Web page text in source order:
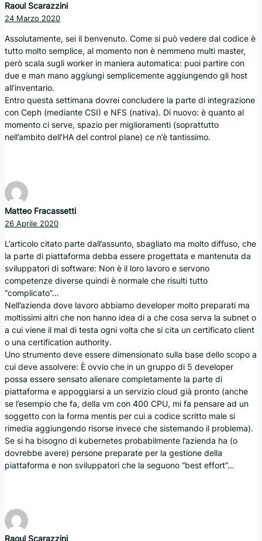
Raoul Scarazzini
24 Marzo 2020
Assolutamente, sei il benvenuto. Come si può vedere dal codice è
tutto molto semplice, al momento non è nemmeno multi master,
però scala sugli worker in maniera automatica: puoi partire con
due e man mano aggiungi semplicemente aggiungendo gli host
all’inventario.
Entro questa settimana dovrei concludere la parte di integrazione
con Ceph (mediante CSI) e NFS (nativa). Di nuovo: è quanto al
momento ci serve, spazio per miglioramenti (soprattutto
nell’ambito dell’HA del control plane) ce n’è tantissimo.
Matteo Fracassetti
26 Aprile 2020
L’articolo citato parte dall’assunto, sbagliato ma molto diffuso, che
la parte di piattaforma debba essere progettata e mantenuta da
sviluppatori di software: Non è il loro lavoro e servono
competenze diverse quindi è normale che risulti tutto
“complicato”…
Nell’azienda dove lavoro abbiamo developer molto preparati ma
moltissimi altri che non hanno idea di a che cosa serva la subnet o
a cui viene il mal di testa ogni volta che si cita un certificato client
o una certification authority.
Uno strumento deve essere dimensionato sulla base dello scopo a
cui deve assolvere: È ovvio che in un gruppo di 5 developer
possa essere sensato alienare completamente la parte di
piattaforma e appoggiarsi a un servizio cloud già pronto (anche
se l’esempio che fa, della vm con 400 CPU, mi fa pensare ad un
soggetto con la forma mentis per cui a codice scritto male si
rimedia aggiungendo risorse invece che sistemando il problema).
Se si ha bisogno di kubernetes probabilmente l’azienda ha (o
dovrebbe avere) persone preparate per la gestione della
piattaforma e non sviluppatori che la seguono “best effort”…
Raoul Scarazzini